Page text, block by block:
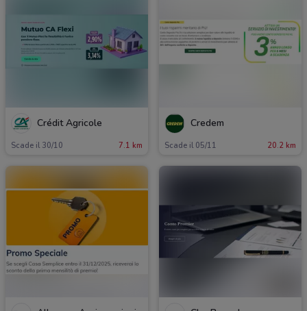
Crédit Agricole
Scade il 30/10 7.1 km
Credem
Scade il 05/11 20.2 km